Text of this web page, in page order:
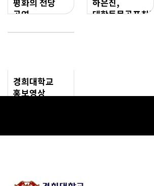
공연
대학동문골프최
경희대학교
홍보영상